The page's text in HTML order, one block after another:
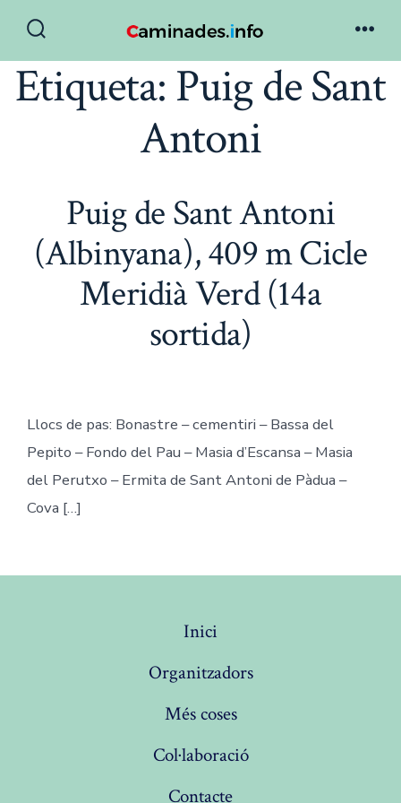
contentToggle
Etiqueta: Puig de Sant
Antoni
Puig de Sant Antoni
(Albinyana), 409 m Cicle
Meridià Verd (14a
sortida)
Llocs de pas: Bonastre – cementiri – Bassa del
Pepito – Fondo del Pau – Masia d’Escansa – Masia
del Perutxo – Ermita de Sant Antoni de Pàdua –
Cova […]
Inici
Organitzadors
Més coses
Col·laboració
Contacte